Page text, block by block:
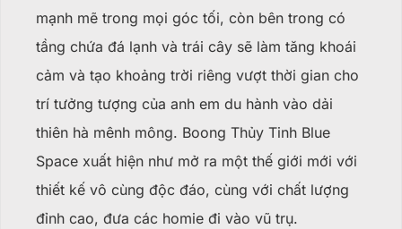
mạnh mẽ trong mọi góc tối, còn bên trong có
tầng chứa đá lạnh và trái cây sẽ làm tăng khoái
cảm và tạo khoảng trời riêng vượt thời gian cho
trí tưởng tượng của anh em du hành vào dải
thiên hà mênh mông. Boong Thủy Tinh Blue
Space xuất hiện như mở ra một thế giới mới với
thiết kế vô cùng độc đáo, cùng với chất lượng
đỉnh cao, đưa các homie đi vào vũ trụ.